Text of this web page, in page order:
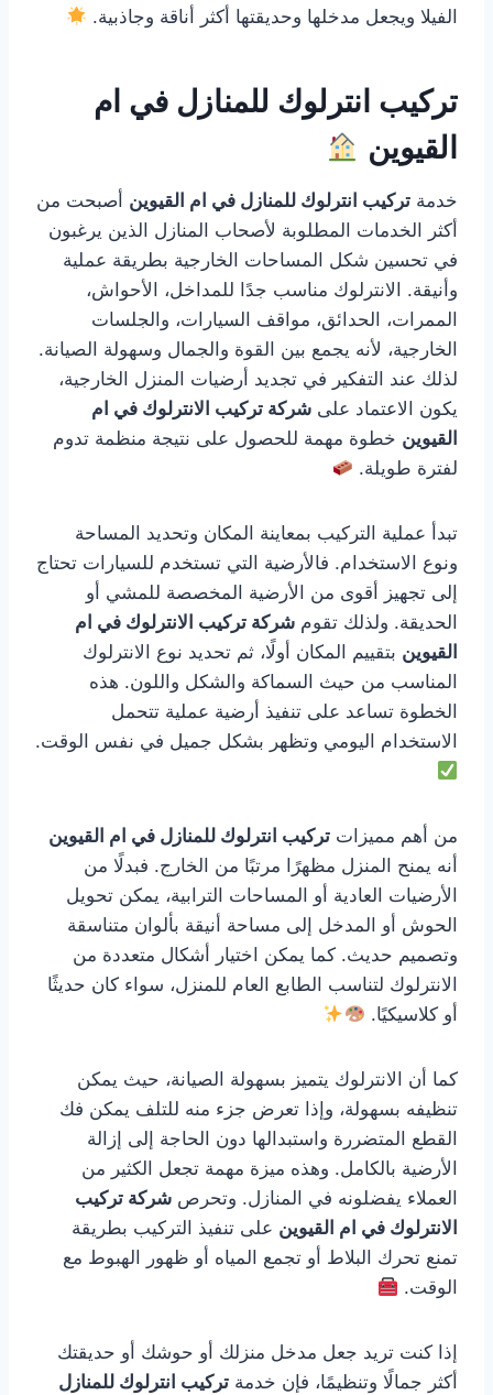
الفيلا ويجعل مدخلها وحديقتها أكثر أناقة وجاذبية.
تركيب انترلوك للمنازل في ام
القيوين
خدمة تركيب انترلوك للمنازل في ام القيوين أصبحت من
أكثر الخدمات المطلوبة لأصحاب المنازل الذين يرغبون
في تحسين شكل المساحات الخارجية بطريقة عملية
وأنيقة. الانترلوك مناسب جدًا للمداخل، الأحواش،
الممرات، الحدائق، مواقف السيارات، والجلسات
الخارجية، لأنه يجمع بين القوة والجمال وسهولة الصيانة.
لذلك عند التفكير في تجديد أرضيات المنزل الخارجية،
يكون الاعتماد على شركة تركيب الانترلوك في ام
القيوين خطوة مهمة للحصول على نتيجة منظمة تدوم
لفترة طويلة.
تبدأ عملية التركيب بمعاينة المكان وتحديد المساحة
ونوع الاستخدام. فالأرضية التي تستخدم للسيارات تحتاج
إلى تجهيز أقوى من الأرضية المخصصة للمشي أو
الحديقة. ولذلك تقوم شركة تركيب الانترلوك في ام
القيوين بتقييم المكان أولًا، ثم تحديد نوع الانترلوك
المناسب من حيث السماكة والشكل واللون. هذه
الخطوة تساعد على تنفيذ أرضية عملية تتحمل
الاستخدام اليومي وتظهر بشكل جميل في نفس الوقت.
من أهم مميزات تركيب انترلوك للمنازل في ام القيوين
أنه يمنح المنزل مظهرًا مرتبًا من الخارج. فبدلًا من
الأرضيات العادية أو المساحات الترابية، يمكن تحويل
الحوش أو المدخل إلى مساحة أنيقة بألوان متناسقة
وتصميم حديث. كما يمكن اختيار أشكال متعددة من
الانترلوك لتناسب الطابع العام للمنزل، سواء كان حديثًا
أو كلاسيكيًا.
كما أن الانترلوك يتميز بسهولة الصيانة، حيث يمكن
تنظيفه بسهولة، وإذا تعرض جزء منه للتلف يمكن فك
القطع المتضررة واستبدالها دون الحاجة إلى إزالة
الأرضية بالكامل. وهذه ميزة مهمة تجعل الكثير من
العملاء يفضلونه في المنازل. وتحرص شركة تركيب
الانترلوك في ام القيوين على تنفيذ التركيب بطريقة
تمنع تحرك البلاط أو تجمع المياه أو ظهور الهبوط مع
الوقت.
إذا كنت تريد جعل مدخل منزلك أو حوشك أو حديقتك
أكثر جمالًا وتنظيمًا، فإن خدمة تركيب انترلوك للمنازل